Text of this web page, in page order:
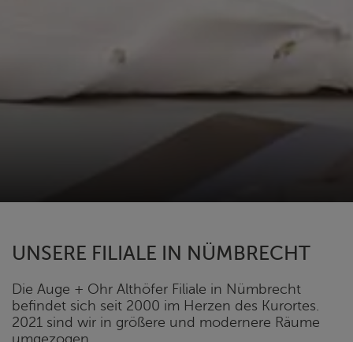
UNSERE FILIALE IN NÜMBRECHT
Die Auge + Ohr Althöfer Filiale in Nümbrecht
befindet sich seit 2000 im Herzen des Kurortes.
2021 sind wir in größere und modernere Räume
umgezogen.